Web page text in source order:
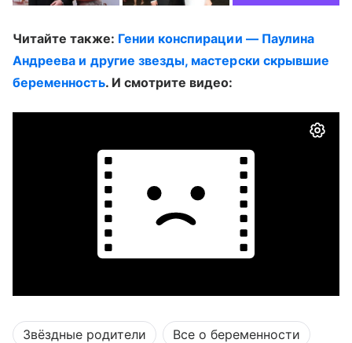
Читайте также: Гении конспирации — Паулина
Андреева и другие звезды, мастерски скрывшие
беременность. И смотрите видео:
Звёздные родители Все о беременности